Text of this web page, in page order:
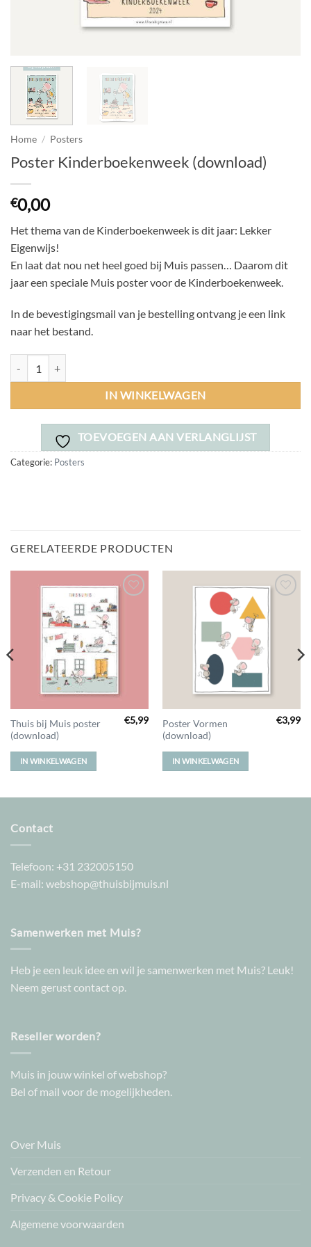
Home / Posters
Poster Kinderboekenweek (download)
€0,00
Het thema van de Kinderboekenweek is dit jaar: Lekker
Eigenwijs!
En laat dat nou net heel goed bij Muis passen… Daarom dit
jaar een speciale Muis poster voor de Kinderboekenweek.
In de bevestigingsmail van je bestelling ontvang je een link
naar het bestand.
IN WINKELWAGEN
TOEVOEGEN AAN VERLANGLIJST
Categorie: Posters
GERELATEERDE PRODUCTEN
Toevoegen
aan
verlanglijst
Thuis bij Muis poster
(download)
€5,99
IN WINKELWAGEN
Toevoegen
aan
verlanglijst
Poster Vormen
(download)
€3,99
IN WINKELWAGEN
Contact
Telefoon: +31 232005150
E-mail: webshop@thuisbijmuis.nl
Samenwerken met Muis?
Heb je een leuk idee en wil je samenwerken met Muis? Leuk!
Neem gerust contact op.
Reseller worden?
Muis in jouw winkel of webshop?
Bel of mail voor de mogelijkheden.
Over Muis
Verzenden en Retour
Privacy & Cookie Policy
Algemene voorwaarden